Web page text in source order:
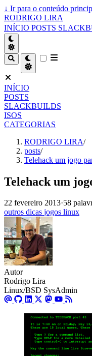
↓ Ir para o conteúdo
RODRIGO LIRA
INÍCIO POSTS
INÍCIO
POSTS
SLACKBUILDS
ISOS
CATEGORIAS
RODRIGO LIRA/
posts/
Telehack um jogo
Telehack um
22 fevereiro 2013·58
outros dicas jogos linux
Autor
Rodrigo Lira
Linux/BSD SysAdmin